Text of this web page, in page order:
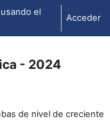
el
Acceder
- 2024
de nivel de creciente